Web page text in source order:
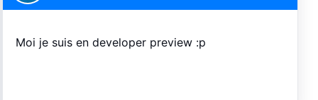
Moi je suis en developer preview :p